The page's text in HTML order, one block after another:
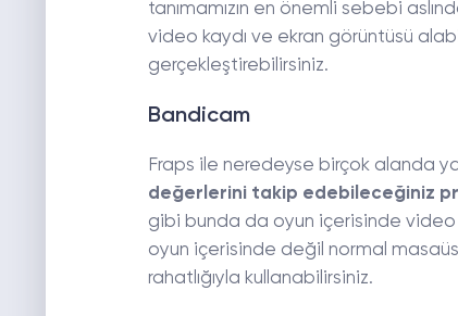
tanımamızın en önemli sebebi
video kaydı ve ekran görüntüsü
gerçekleştirebilirsiniz.
Bandicam
Fraps ile neredeyse birçok alanda
değerlerini takip edebileceğiniz
gibi bunda da oyun içerisinde video
oyun içerisinde değil normal
rahatlığıyla kullanabilirsiniz.